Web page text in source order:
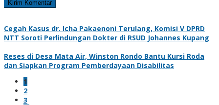
Cegah Kasus dr. Icha Pakaenoni Terulang, Komisi V DPRD
NTT Soroti Perlindungan Dokter di RSUD Johannes Kupang
Reses di Desa Mata Air, Winston Rondo Bantu Kursi Roda
dan Siapkan Program Pemberdayaan Disabilitas
1
2
3